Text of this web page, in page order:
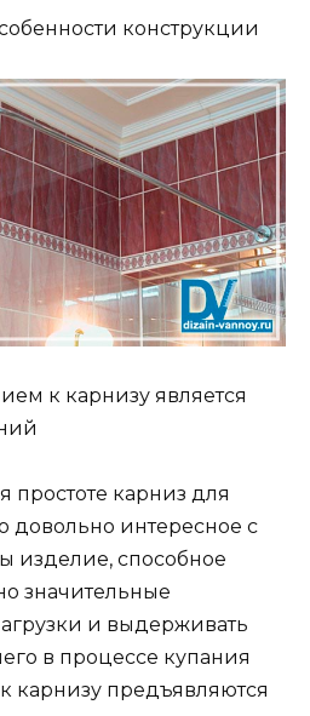
конструкции
к карнизу является
карниз для
довольно интересное с
изделие, способное
значительные
и выдерживать
в процессе купания
карнизу предъявляются